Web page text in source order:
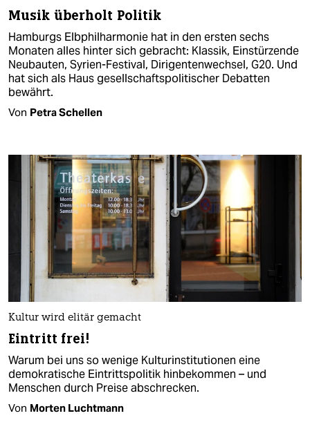
Musik überholt Politik
Hamburgs Elbphilharmonie hat in den ersten sechs
Monaten alles hinter sich gebracht: Klassik, Einstürzende
Neubauten, Syrien-Festival, Dirigentenwechsel, G20. Und
hat sich als Haus gesellschaftspolitischer Debatten
bewährt.
Von Petra Schellen
Kultur wird elitär gemacht
Eintritt frei!
Warum bei uns so wenige Kulturinstitutionen eine
demokratische Eintrittspolitik hinbekommen – und
Menschen durch Preise abschrecken.
Von Morten Luchtmann